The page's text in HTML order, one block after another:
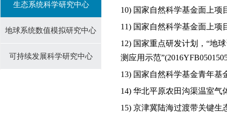
生态系统科学研究中心
地球系统数值模拟研究中心
可持续发展科学研究中心
10) 国家自然科学基金面上项
11) 国家自然科学基金面上项
12) 国家重点研发计划， “地
测应用示范
13) 国家自然科学基金青年基
14) 华北平原农田沟渠温室气
15) 京津冀陆海过渡带关键生